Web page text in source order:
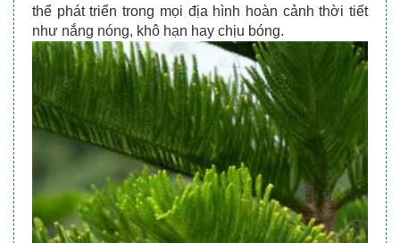
thể phát triển trong mọi địa hình hoàn cảnh thời tiết
như nắng nóng, khô hạn hay chịu bóng.